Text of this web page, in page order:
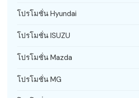
โปรโมชั่น Hyundai
โปรโมชั่น ISUZU
โปรโมชั่น Mazda
โปรโมชั่น MG